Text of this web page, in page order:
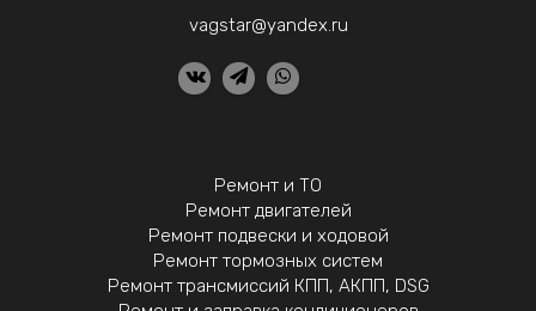
vagstar@yandex.ru
Ремонт и ТО
Ремонт двигателей
Ремонт подвески и ходовой
Ремонт тормозных систем
Ремонт трансмиссий КПП, АКПП, DSG